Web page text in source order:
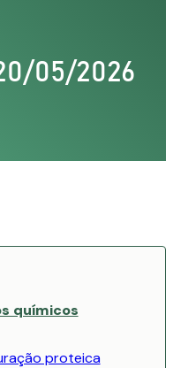
05/2026
químicos
proteica